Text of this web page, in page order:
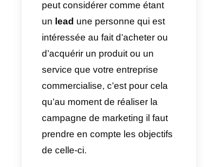
deux points de vue différents
par rapport à ceux-ci. Pour le
marketing, un lead est un
utilisateur ou une personne qui
a partagé ses données et
celles-ci sont entrées dans une
base de données ou
l’entreprise peut